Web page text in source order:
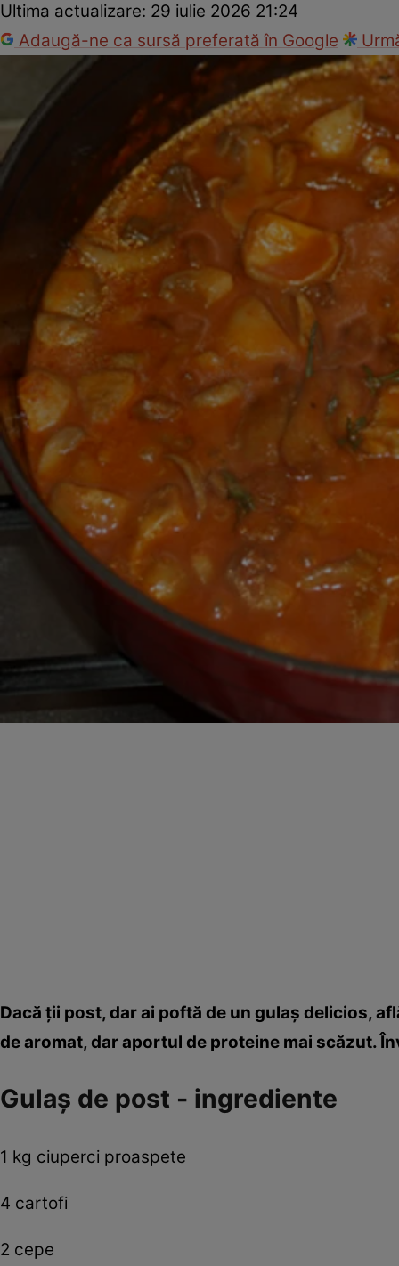
Ultima actualizare: 29 iulie 2026 21:24
Adaugă-ne ca sursă preferată în Google
Dacă ţii post, dar ai poftă de un gulaş delicios,
de aromat, dar aportul de proteine mai scăzut.
Gulaş de post - ingrediente
1 kg ciuperci proaspete
4 cartofi
2 cepe